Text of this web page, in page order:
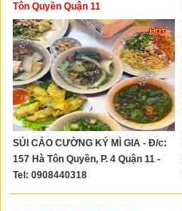
Tôn Quyền Quận 11
SỦI CẢO CƯỜNG KÝ MÌ GIA - Đ/c:
157 Hà Tôn Quyền, P. 4 Quận 11 -
Tel: 0908440318